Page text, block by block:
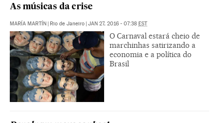
As músicas da crise
MARÍA MARTÍN | Rio de Janeiro | JAN 27, 2016 - 07:38 EST
O Carnaval estará cheio de
marchinhas satirizando a
economia e a política do
Brasil